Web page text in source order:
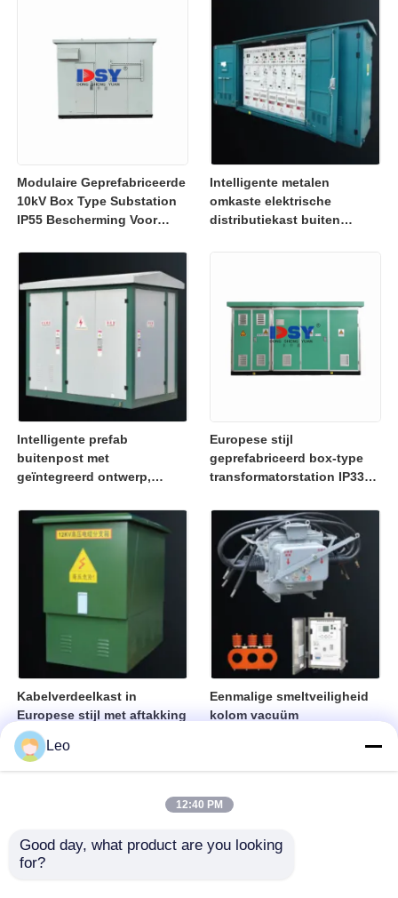
Modulaire Geprefabriceerde
10kV Box Type Substation
IP55 Bescherming Voor
Intelligente metalen
omkaste elektrische
distributiekast buiten
Intelligente prefab
buitenpost met
geïntegreerd ontwerp,
box-uitvoering, hoge
veiligheid
Europese stijl
geprefabriceerd box-type
transformatorstation IP33
stroomverdeling
Kabelverdeelkast in
Europese stijl met aftakking
Eenmalige smeltveiligheid
kolom vacuüm
schakelapparaat
Leo
12:40 PM
Good day, what product are you looking
for?